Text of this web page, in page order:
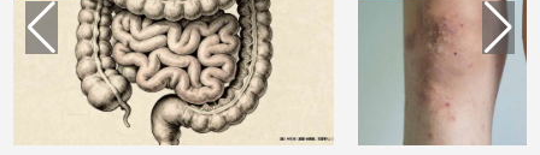
計
食